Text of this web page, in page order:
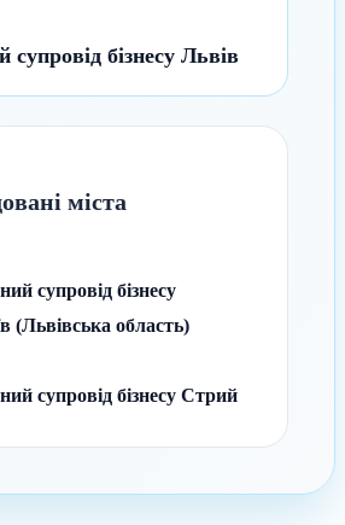
бізнесу Львів
міста
супровід бізнесу
(Львівська область)
супровід бізнесу Стрий